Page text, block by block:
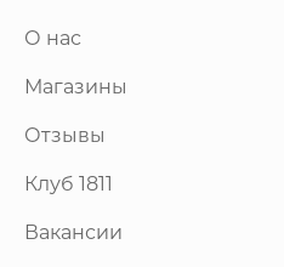
О нас
Магазины
Отзывы
Клуб 1811
Вакансии